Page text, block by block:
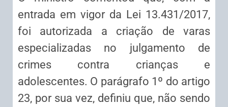
entrada em vigor da Lei 13.431/2017,
foi autorizada a criação de varas
especializadas no julgamento de
crimes contra crianças e
adolescentes. O parágrafo 1º do artigo
23, por sua vez, definiu que, não sendo